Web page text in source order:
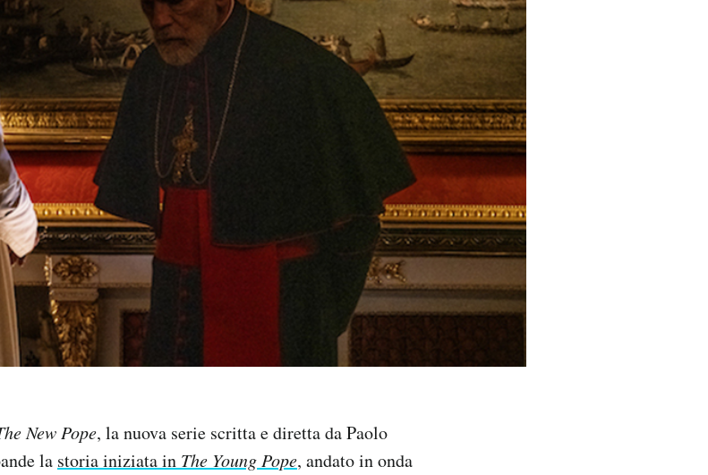
New Pope, la nuova serie scritta e diretta da Paolo
la storia iniziata in The Young Pope, andato in onda